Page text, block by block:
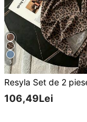
5
106,49Lei